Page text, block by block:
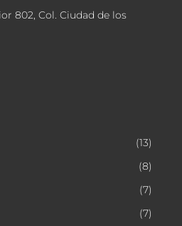
802, Col. Ciudad de los
(13)
(8)
(7)
(7)